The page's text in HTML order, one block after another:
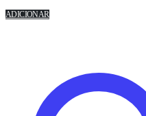
ADICIONAR